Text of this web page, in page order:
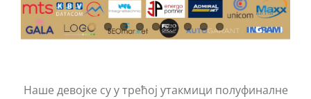
Наше девојке су у трећој утакмици полуфиналне